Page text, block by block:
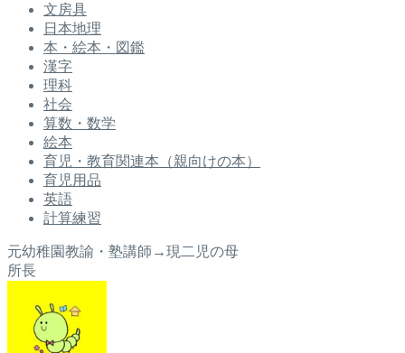
文房具
日本地理
本・絵本・図鑑
漢字
理科
社会
算数・数学
絵本
育児・教育関連本（親向けの本）
育児用品
英語
計算練習
元幼稚園教諭・塾講師→現二児の母
所長